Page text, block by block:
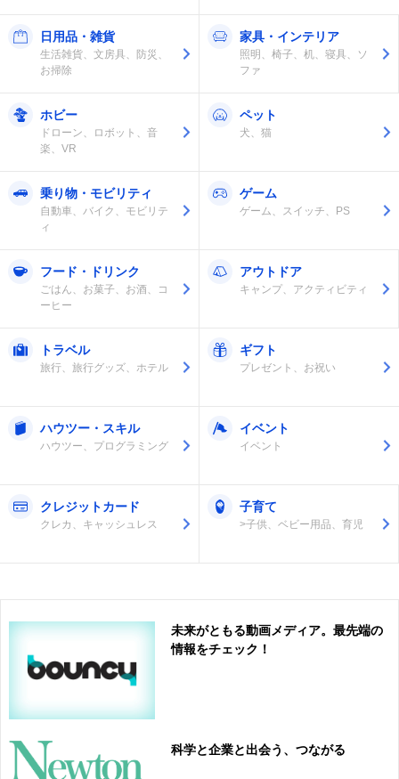
日用品・雑貨
生活雑貨、文房具、防災、
お掃除
家具・インテリア
照明、椅子、机、寝具、ソ
ファ
ホビー
ドローン、ロボット、音
楽、VR
ペット
犬、猫
乗り物・モビリティ
自動車、バイク、モビリテ
ィ
ゲーム
ゲーム、スイッチ、PS
フード・ドリンク
ごはん、お菓子、お酒、コ
ーヒー
アウトドア
キャンプ、アクティビティ
トラベル
旅行、旅行グッズ、ホテル
ギフト
プレゼント、お祝い
ハウツー・スキル
ハウツー、プログラミング
イベント
イベント
クレジットカード
クレカ、キャッシュレス
子育て
>子供、ベビー用品、育児
未来がともる動画メディア。最先端の
情報をチェック！
科学と企業と出会う、つながる